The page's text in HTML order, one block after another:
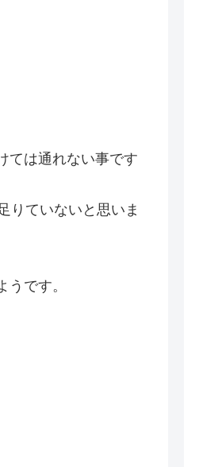
ては通れない事です
りていないと思いま
です。